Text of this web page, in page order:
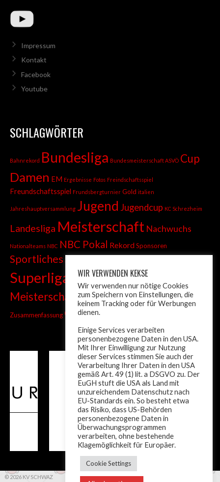
Impressum
Kontakt
Facebook
Youtube
SCHLAGWÖRTER
Bahnrekord Bundesliga Bundesmeisterschaft ASVÖ Cup
Damen EM Ergebnisse Fotos Freindschaftsspiel
Freundschaftsspiel Frundsbergturnier Gold italien
Jahreshauptversammlung Jugend Jugendcup KC Schrezheim
Landesliga Meisterschaft Nachwuchs
Nationalteams NBC NBC Pokal RekordSponsoren
SportlichesSprint
Superliga TandemTiroler Liga
Meisterschaft Trainer Turnier Weltcup wm
Zusammenfassung ÖM Österreich
© 2026 KV SCHWAZ
WIR VERWENDEN KEKSE
Wir verwenden nur nötige Cookies
zum Speichern von Einstellungen, die
keinem Tracking oder für Werbungen
dienen.
Einige Services verarbeiten
personenbezogene Daten in den USA.
Mit Ihrer Einwilligung zur Nutzung
dieser Services stimmen Sie auch der
Verarbeitung Ihrer Daten in den USA
gemäß Art. 49 (1) lit. a DSGVO zu. Der
EuGH stuft die USA als Land mit
unzureichendem Datenschutz nach
EU-Standards ein. So besteht etwa
das Risiko, dass US-Behörden
personenbezogene Daten in
Überwachungsprogrammen
verarbeiten, ohne bestehende
Klagemöglichkeit für Europäer.
Cookie Settings